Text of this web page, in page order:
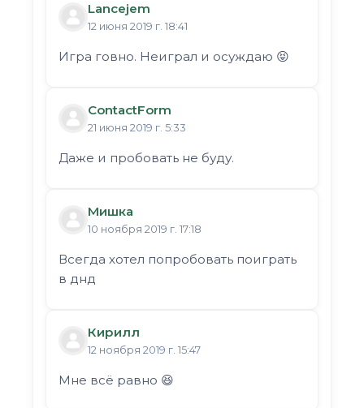
Lancejem
12 июня 2019 г. 18:41
Игра говно. Неиграл и осуждаю 😝
ContactForm
21 июня 2019 г. 5:33
Даже и пробовать не буду.
Мишка
10 ноября 2019 г. 17:18
Всегда хотел попробовать поиграть
в днд
Кирилл
12 ноября 2019 г. 15:47
Мне всё равно 😆